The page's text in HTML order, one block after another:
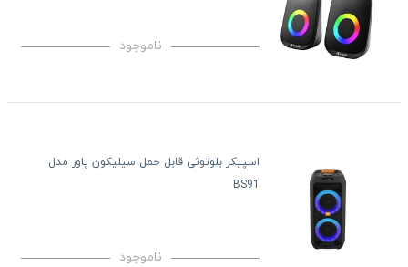
ناموجود
اسپیکر بلوتوثی قابل حمل سیلیکون پاور مدل
BS91
ناموجود